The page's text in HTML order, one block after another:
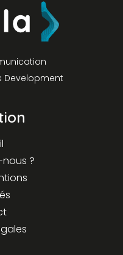
Development
?